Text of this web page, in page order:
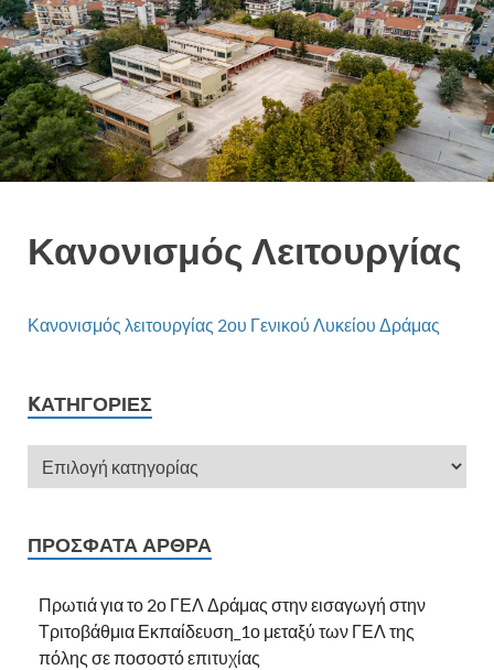
Κανονισμός Λειτουργίας
Κανονισμός λειτουργίας 2ου Γενικού Λυκείου Δράμας
KΑΤΗΓΟΡΊΕΣ
ΠΡΌΣΦΑΤΑ ΆΡΘΡΑ
Πρωτιά για το 2ο ΓΕΛ Δράμας στην εισαγωγή στην
Τριτοβάθμια Εκπαίδευση_1ο μεταξύ των ΓΕΛ της
πόλης σε ποσοστό επιτυχίας